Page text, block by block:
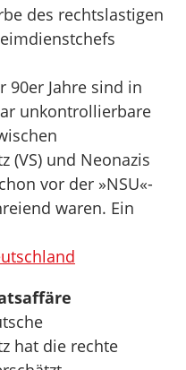
des rechtslastigen
90er Jahre sind in
unkontrollierbare
(VS) und Neonazis
vor der »NSU«-
waren. Ein
hat die rechte